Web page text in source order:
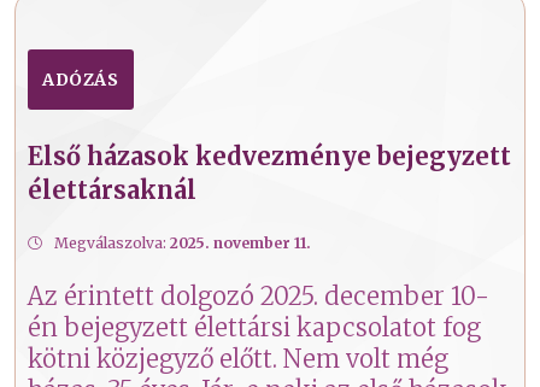
ADÓZÁS
Első házasok kedvezménye bejegyzett
élettársaknál
Megválaszolva: 2025. november 11.
Az érintett dolgozó 2025. december 10-
én bejegyzett élettársi kapcsolatot fog
kötni közjegyző előtt. Nem volt még